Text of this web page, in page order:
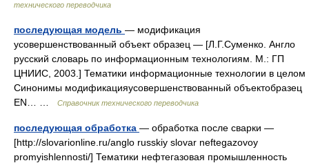
технического переводчика
последующая модель — модификация
усовершенствованный объект образец — [Л.Г.Суменко. Англо
русский словарь по информационным технологиям. М.: ГП
ЦНИИС, 2003.] Тематики информационные технологии в целом
Синонимы модификацияусовершенствованный объектобразец
EN… …
Справочник технического переводчика
последующая обработка — обработка после сварки —
[http://slovarionline.ru/anglo russkiy slovar neftegazovoy
promyishlennosti/] Тематики нефтегазовая промышленность